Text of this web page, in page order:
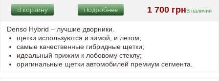
1 700 грнВ наличии
Подробнее
В корзину
Denso Hybrid – лучшие дворники.
щетки используются и зимой, и летом;
самые качественные гибридные щетки;
идеальный прижим к лобовому стеклу;
оригинальные щетки автомобилей премиум сегмента.